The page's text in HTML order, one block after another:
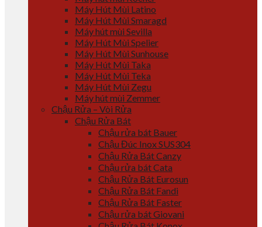
Máy Hút Mùi Latino
Máy Hút Mùi Smaragd
Máy hút mùi Sevilla
Máy Hút Mùi Spelier
Máy Hút Mùi Sunhouse
Máy Hút Mùi Taka
Máy Hút Mùi Teka
Máy Hút Mùi Zegu
Máy hút mùi Zemmer
Chậu Rửa – Vòi Rửa
Chậu Rửa Bát
Chậu rửa bát Bauer
Chậu Đúc Inox SUS304
Chậu Rửa Bát Canzy
Chậu rửa bát Cata
Chậu Rửa Bát Eurosun
Chậu Rửa Bát Fandi
Chậu Rửa Bát Faster
Chậu rửa bát Giovani